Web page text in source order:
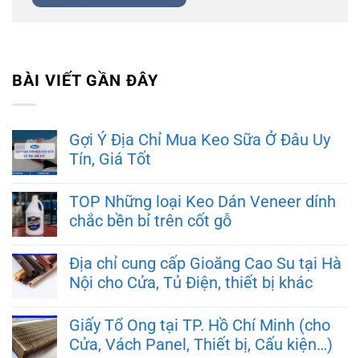
BÀI VIẾT GẦN ĐÂY
Gợi Ý Địa Chỉ Mua Keo Sữa Ở Đâu Uy
Tín, Giá Tốt
TOP Những loại Keo Dán Veneer dính
chắc bền bỉ trên cốt gỗ
Địa chỉ cung cấp Gioăng Cao Su tại Hà
Nội cho Cửa, Tủ Điện, thiết bị khác
Giấy Tổ Ong tại TP. Hồ Chí Minh (cho
Cửa, Vách Panel, Thiết bị, Cấu kiện…)